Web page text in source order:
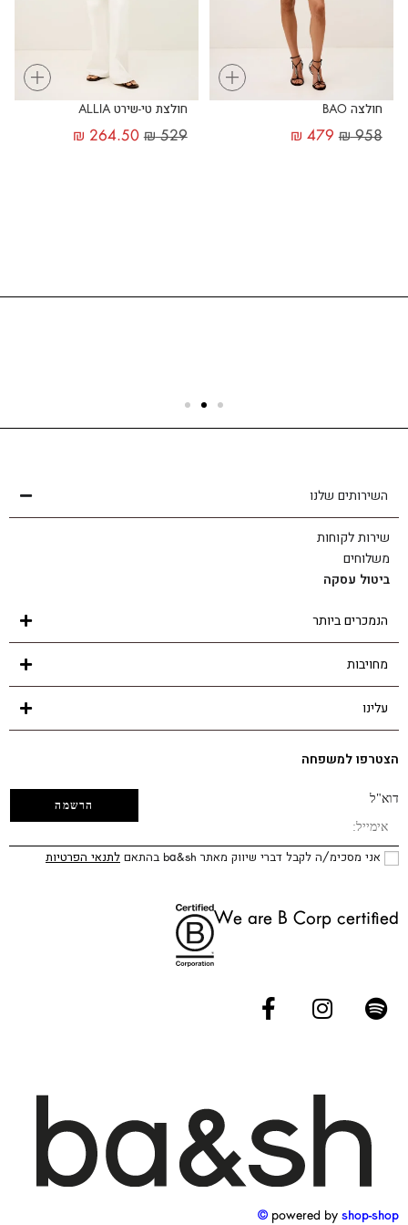
+
חולצה BAO
₪958
₪ 479
+
חולצת טי-שירט ALLIA
₪529
₪ 264.50
שירות לקוחות
השירותים שלנו
שירות לקוחות
משלוחים
ביטול עסקה
הנמכרים ביותר
מחויבות
עלינו
הצטרפו למשפחה
דוא"ל
אני מסכימ/ה לקבל דברי שיווק מאתר ba&sh בהתאם לתנאי הפרטיות
We are B Corp certified
powered by shop-shop ©️